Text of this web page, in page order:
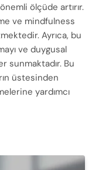
ölçüde artırır.
ve mindfulness
Ayrıca, bu
ve duygusal
sunmaktadır. Bu
üstesinden
yardımcı